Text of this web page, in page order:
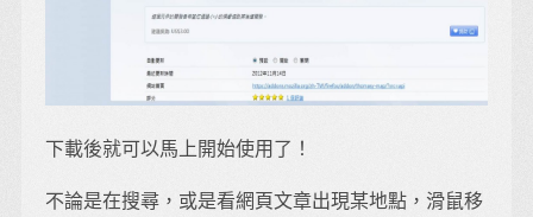
下載後就可以馬上開始使用了！
不論是在搜尋，或是看網頁文章出現某地點，滑鼠移